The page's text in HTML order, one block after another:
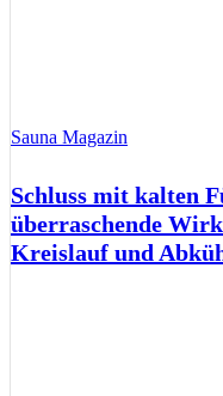
Sauna Magazin
Schluss mit kalten
überraschende
Kreislauf und